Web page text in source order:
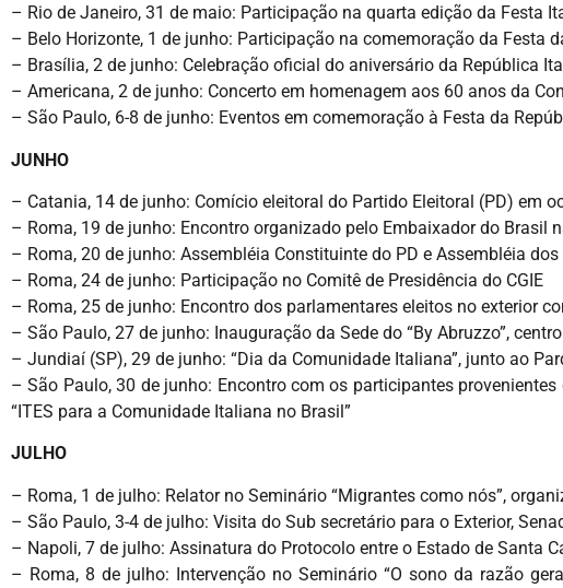
– Rio de Janeiro, 31 de maio: Participação na quarta edição da Festa
– Belo Horizonte, 1 de junho: Participação na comemoração da Festa
– Brasília, 2 de junho: Celebração oficial do aniversário da República
– Americana, 2 de junho: Concerto em homenagem aos 60 anos da
– São Paulo, 6-8 de junho: Eventos em comemoração à Festa da
JUNHO
– Catania, 14 de junho: Comício eleitoral do Partido Eleitoral (PD) em
– Roma, 19 de junho: Encontro organizado pelo Embaixador do Brasil
– Roma, 20 de junho: Assembléia Constituinte do PD e Assembléia
– Roma, 24 de junho: Participação no Comitê de Presidência do CGIE
– Roma, 25 de junho: Encontro dos parlamentares eleitos no exterior
– São Paulo, 27 de junho: Inauguração da Sede do “By Abruzzo”,
– Jundiaí (SP), 29 de junho: “Dia da Comunidade Italiana”, junto ao
– São Paulo, 30 de junho: Encontro com os participantes
“ITES para a Comunidade Italiana no Brasil”
JULHO
– Roma, 1 de julho: Relator no Seminário “Migrantes como nós”,
– São Paulo, 3-4 de julho: Visita do Sub secretário para o Exterior,
– Napoli, 7 de julho: Assinatura do Protocolo entre o Estado de Santa
– Roma, 8 de julho: Intervenção no Seminário “O sono da razão